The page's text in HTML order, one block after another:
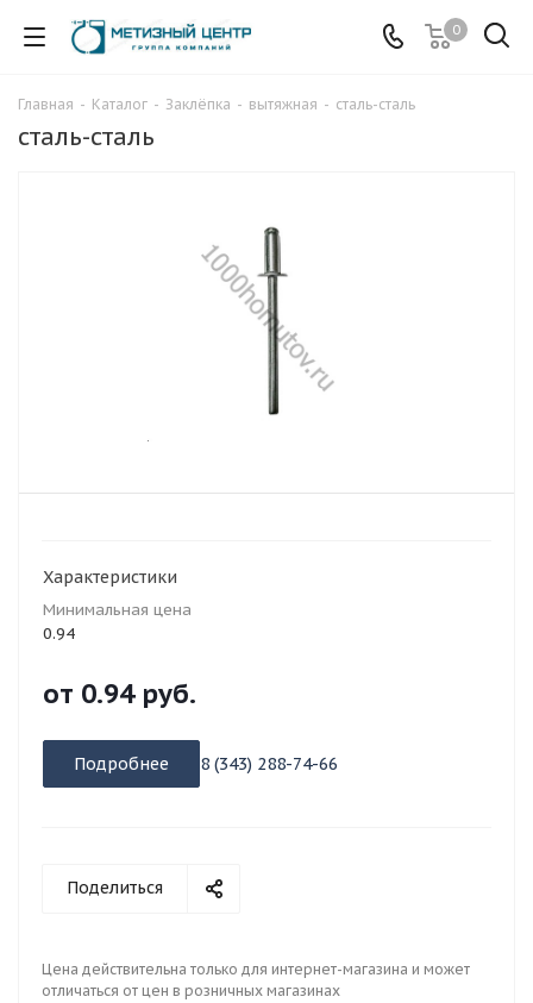
0
Главная - Каталог - Заклёпка - вытяжная - сталь-сталь
сталь-сталь
Характеристики
Минимальная цена
0.94
от 0.94 руб.
Подробнее 8 (343) 288-74-66
Поделиться
Цена действительна только для интернет-магазина и может
отличаться от цен в розничных магазинах